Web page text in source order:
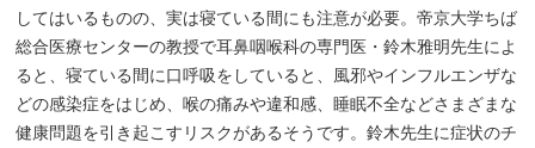
してはいるものの、実は寝ている間にも注意が必要。帝京大学ちば
総合医療センターの教授で耳鼻咽喉科の専門医・鈴木雅明先生によ
ると、寝ている間に口呼吸をしていると、風邪やインフルエンザな
どの感染症をはじめ、喉の痛みや違和感、睡眠不全などさまざまな
健康問題を引き起こすリスクがあるそうです。鈴木先生に症状のチ